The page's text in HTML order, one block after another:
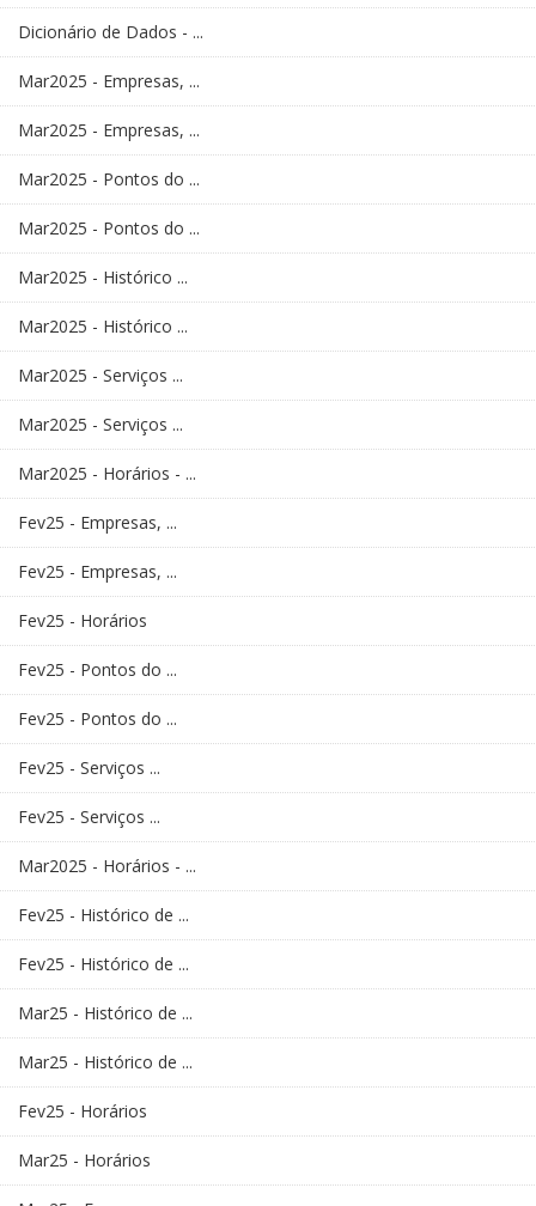
Dicionário de Dados - ...
Mar2025 - Empresas, ...
Mar2025 - Empresas, ...
Mar2025 - Pontos do ...
Mar2025 - Pontos do ...
Mar2025 - Histórico ...
Mar2025 - Histórico ...
Mar2025 - Serviços ...
Mar2025 - Serviços ...
Mar2025 - Horários - ...
Fev25 - Empresas, ...
Fev25 - Empresas, ...
Fev25 - Horários
Fev25 - Pontos do ...
Fev25 - Pontos do ...
Fev25 - Serviços ...
Fev25 - Serviços ...
Mar2025 - Horários - ...
Fev25 - Histórico de ...
Fev25 - Histórico de ...
Mar25 - Histórico de ...
Mar25 - Histórico de ...
Fev25 - Horários
Mar25 - Horários